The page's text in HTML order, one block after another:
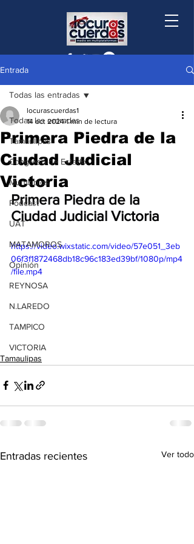
Entrada
Todas las entradas
Tamaulipas
Congreso de Estado
Municipios
Podcast
UAT
MATAMOROS
Opinión
REYNOSA
N.LAREDO
TAMPICO
VICTORIA
Todas las entradas
Primera Piedra de la
Ciudad Judicial
Victoria
locurascuerdas1
14 oct 2024 1 min de lectura
Primera Piedra de la
Ciudad Judicial Victoria
https://video.wixstatic.com/video/57e051_3eb
06f3f1872468db18c96c183ed39bf/1080p/mp4
/file.mp4
Tamaulipas
Entradas recientes Ver todo